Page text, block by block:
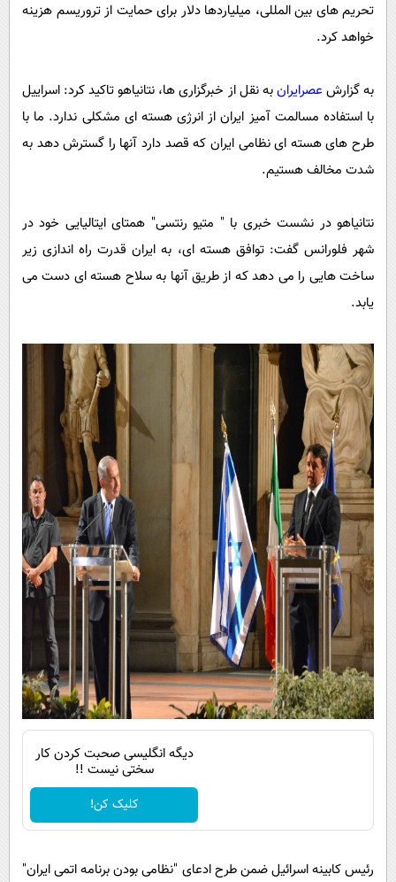
سیاست
فناوری
گوناگون
حوادث
فرهنگی
بین الملل
حیات وحش
سیاست خارجی
داستان کوتاه
روانشناسی
آشپزی
دانلود
تحریم های بین المللی، میلیاردها دلار برای حمایت از تروریسم هزینه
خواهد کرد.
به گزارش عصرایرانبه نقل از خبرگزاری ها، نتانیاهو تاکید کرد: اسراییل
با استفاده مسالمت آمیز ایران از انرژی هسته ای مشکلی ندارد. ما با
طرح های هسته ای نظامی ایران که قصد دارد آنها را گسترش دهد به
شدت مخالف هستیم.
نتانیاهو در نشست خبری با " متیو رنتسی" همتای ایتالیایی خود در
شهر فلورانس گفت: توافق هسته ای، به ایران قدرت راه اندازی زیر
ساخت هایی را می دهد که از طریق آنها به سلاح هسته ای دست می
یابد.
دیگه انگلیسی صحبت کردن کار
سختی نیست !!
کلیک کن!
رئیس کابینه اسرائیل ضمن طرح ادعای "نظامی بودن برنامه اتمی ایران"